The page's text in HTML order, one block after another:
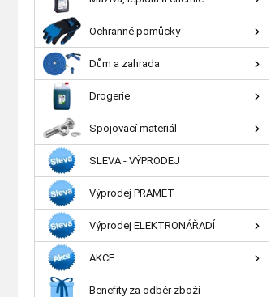
Ochranné pomůcky
Dům a zahrada
Drogerie
Spojovací materiál
SLEVA - VÝPRODEJ
Výprodej PRAMET
Výprodej ELEKTRONÁŘADÍ
AKCE
Benefity za odběr zboží